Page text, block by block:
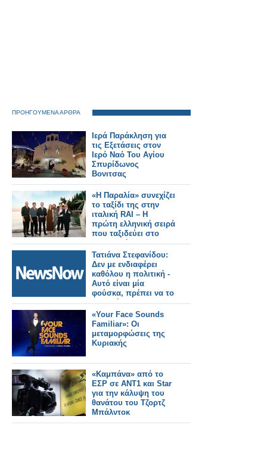
ΠΡΟΗΓΟΥΜΕΝΑ ΑΡΘΡΑ
Ιερά Παράκληση για
τις Εξετάσεις στον
Ιερό Ναό Του Αγίου
Σπυρίδωνος
Βονιτσας
«Η Παραλία» συνεχίζει
το ταξίδι της στην
ιταλική RAI – Η
πρώτη ελληνική σειρά
που ταξιδεύει στο
εξωτερικό
Τατιάνα Στεφανίδου:
Δεν με ενδιαφέρει
καθόλου η πολιτική -
Αυτό είναι μία
φούσκα, πρέπει να το
απαντήσω και να το
διαψεύσω
«Your Face Sounds
Familiar»: Οι
μεταμορφώσεις της
Κυριακής
«Καμπάνα» από το
ΕΣΡ σε ΑΝΤ1 και Star
για την κάλυψη του
θανάτου του Τζορτζ
Μπάλντοκ